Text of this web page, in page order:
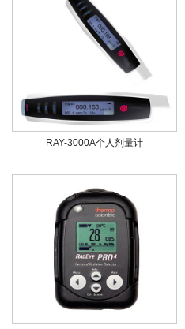
RAY-3000A个人剂量计